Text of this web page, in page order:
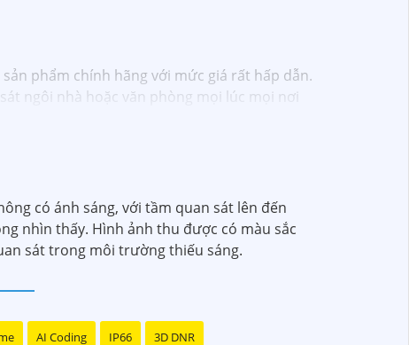
phẩm chính hãng với mức giá rất hấp dẫn.
ngôi nhà hoặc văn phòng mọi lúc mọi nơi
dõi mọi hoạt động một cách dễ dàng.
nay!"
có ánh sáng, với tầm quan sát lên đến
nhìn thấy. Hình ảnh thu được có màu sắc
sát trong môi trường thiếu sáng.
AI Coding IP66 3D DNR